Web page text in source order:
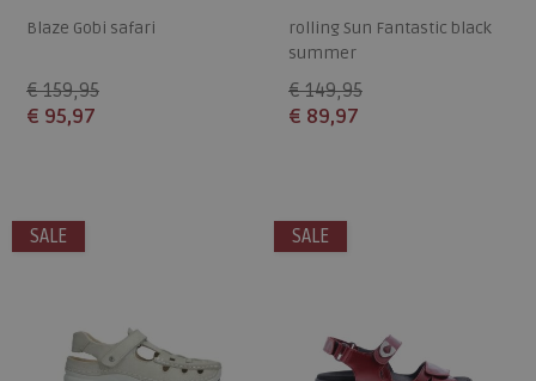
Blaze Gobi safari
€ 159,95
€ 95,97
rolling Sun Fantastic black
summer
€ 149,95
€ 89,97
SALE SALE